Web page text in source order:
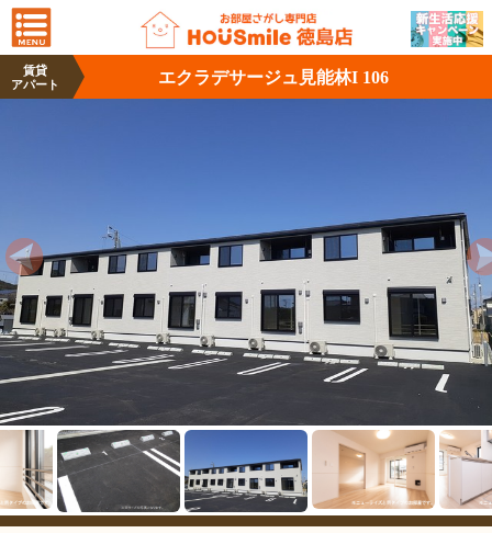
賃貸
アパート
エクラデサージュ見能林I 106